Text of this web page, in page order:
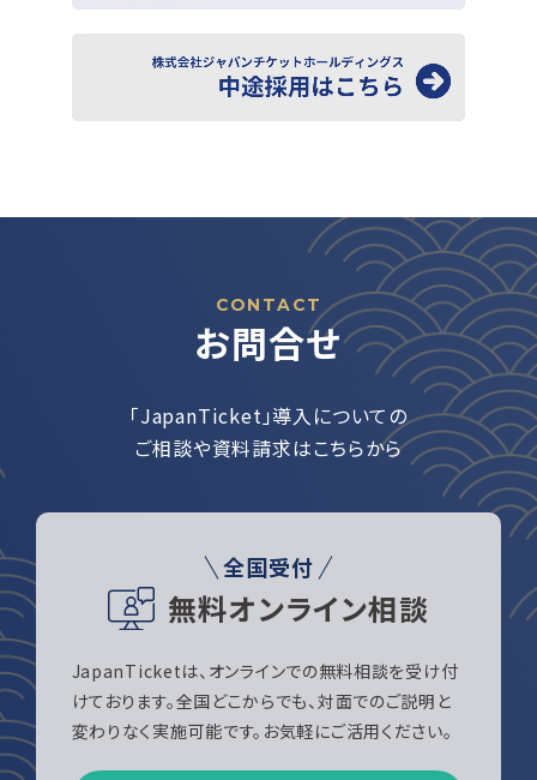
CONTACT
お問合せ
「JapanTicket」導入についての
ご相談や資料請求はこちらから
全国受付
無料オンライン相談
JapanTicketは、オンラインでの無料相談を受け付
けております。全国どこからでも、対面でのご説明と
変わりなく実施可能です。お気軽にご活用ください。